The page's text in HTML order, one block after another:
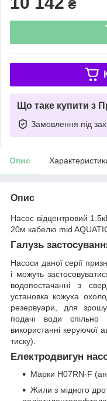
₴
Що таке купити з
Замовлення під
Опис
Опис
Насос відцентровий
20м кабелю mid
Галузь
Насоси даної серії
і можуть
водопостачанні з
установка кожуха
резервуари, для
подачі води
використанні керуючої
тиску).
Електродвигун
Марки H07RN-F
Жили з мідного